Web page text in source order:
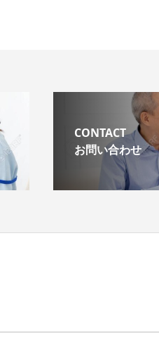
CONTACT
お問い合わせ